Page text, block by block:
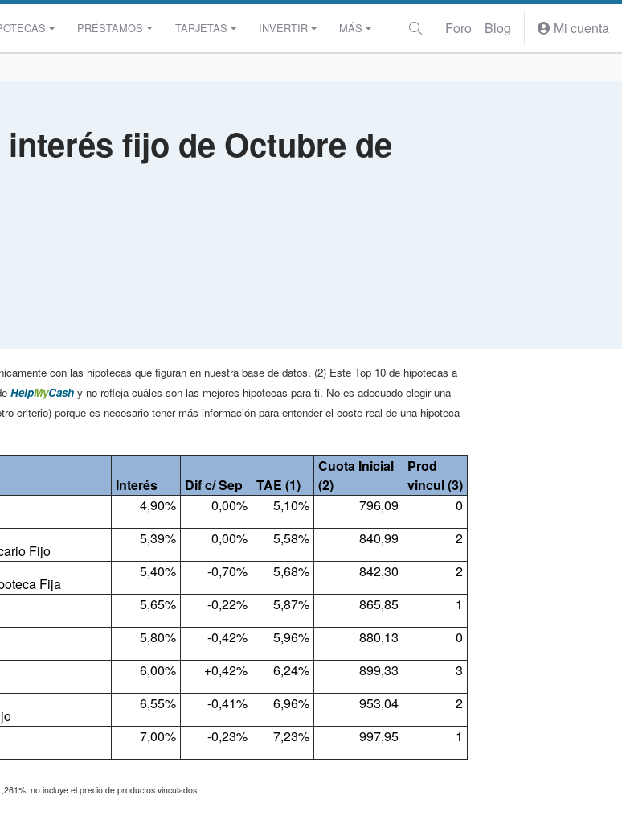
PRÉSTAMOS TARJETAS INVERTIR MÁS Foro Blog Mi cuenta
fijo de Octubre de
con las hipotecas que figuran en nuestra base de datos. (2) Este Top 10 de hipotecas a
HelpMyCash y no refleja cuáles son las mejores hipotecas para ti. No es adecuado elegir una
criterio) porque es necesario tener más información para entender el coste real de una hipoteca
Interés Dif c/ Sep TAE (1)
Cuota Inicial
(2)
Prod
vincul (3)
4,90% 0,00% 5,10% 796,09 0
Fijo
5,39% 0,00% 5,58% 840,99 2
Fija
5,40% -0,70% 5,68% 842,30 2
5,65% -0,22% 5,87% 865,85 1
5,80% -0,42% 5,96% 880,13 0
6,00% +0,42% 6,24% 899,33 3
6,55% -0,41% 6,96% 953,04 2
7,00% -0,23% 7,23% 997,95 1
no incluye el precio de productos vinculados